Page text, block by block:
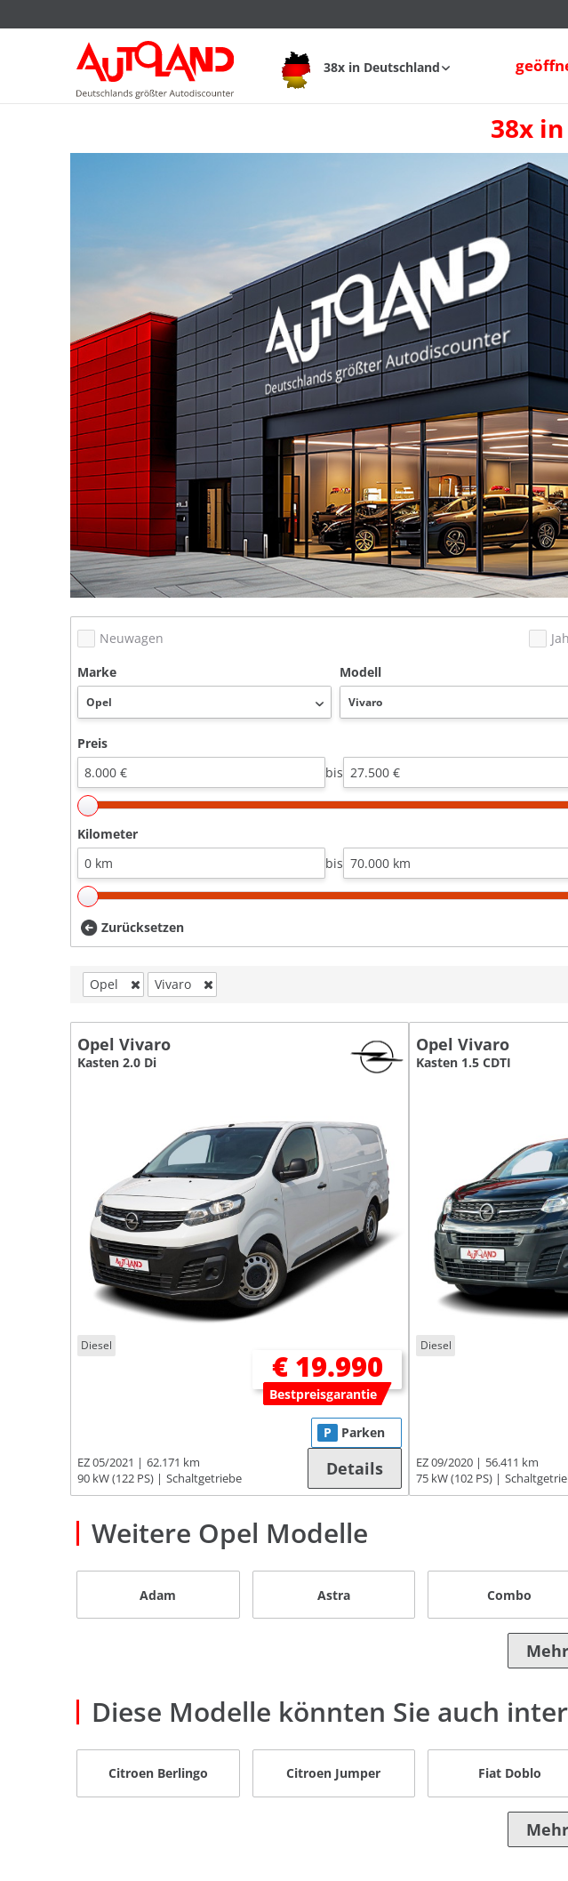
38x in Deutschland
38x
Neuwagen
Marke
Modell
Preis
bis
Kilometer
bis
Zurücksetzen
Opel Vivaro
Opel Vivaro
Kasten 2.0 Di
Diesel
€ 19.990
Bestpreisgarantie
EZ 05/2021
62.171 km
90 kW (122 PS)
Schaltgetriebe
P Parken
Details
Opel Vivaro
Kasten 1.5 CDTI
Diesel
EZ 09/2020
56.411 km
75 kW (102 PS)
Weitere Opel Modelle
Adam Astra Combo
Diese Modelle könnten Sie auch
Citroen Berlingo Citroen Jumper Fiat Doblo